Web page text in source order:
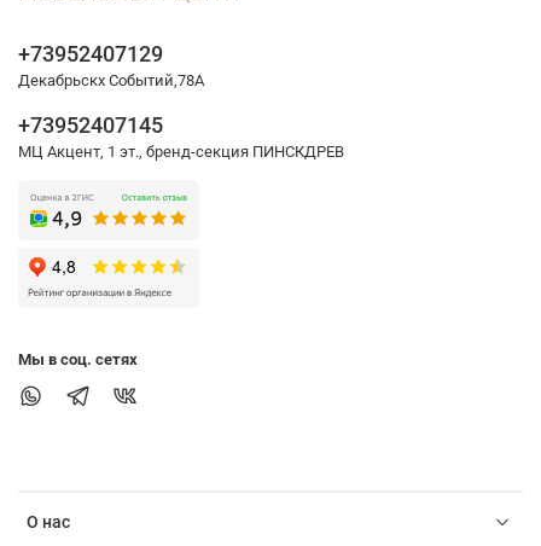
О нас
+73952407129
Декабрьскх Событий,78А
+73952407145
МЦ Акцент, 1 эт., бренд-секция ПИНСКДРЕВ
Мы в соц. сетях